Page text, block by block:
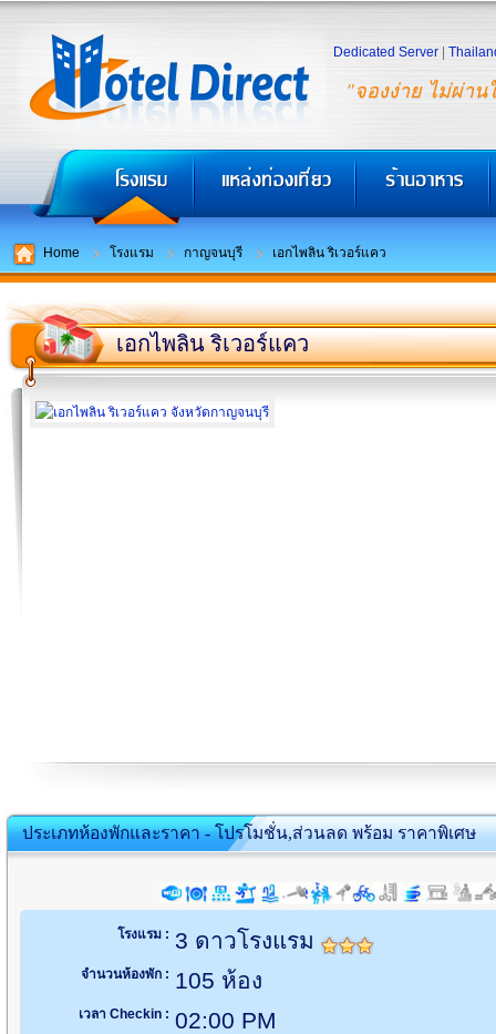
"จองง่าย ไม่ผ่าน
Dedicated Server
Home โรงแรม กาญจนบุรี เอกไพลิน ริเวอร์แคว
เอกไพลิน ริเวอร์แคว
ประเภทห้องพักและราคา - โปรโมชั่น,ส่วนลด พร้อม ราคาพิเศษ
โรงแรม : 3 ดาวโรงแรม
จำนวนห้องพัก : 105 ห้อง
เวลา Checkin : 02:00 PM